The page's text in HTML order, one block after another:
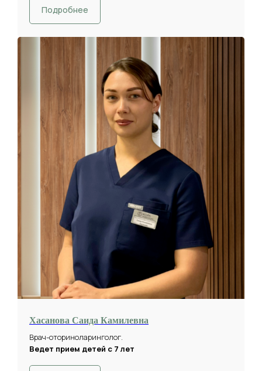
Подробнее
Хасанова Саида Камилевна
Врач-оториноларинголог.
Ведет прием детей с 7 лет